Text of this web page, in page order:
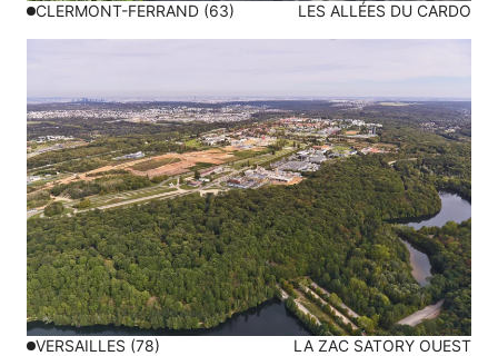
CLERMONT-FERRAND (63) LES ALLÉES DU CARDO
VERSAILLES (78) LA ZAC SATORY OUEST